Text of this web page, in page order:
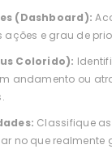
(Dashboard):
e grau de
Colorido):
andamento ou
Classifique
no que realmente